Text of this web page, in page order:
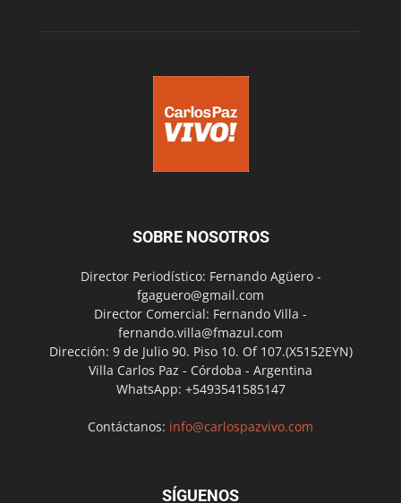
SOBRE NOSOTROS
Director Periodístico: Fernando Agüero -
fgaguero@gmail.com
Director Comercial: Fernando Villa -
fernando.villa@fmazul.com
Dirección: 9 de Julio 90. Piso 10. Of 107.(X5152EYN)
Villa Carlos Paz - Córdoba - Argentina
WhatsApp: +5493541585147
Contáctanos: info@carlospazvivo.com
SÍGUENOS